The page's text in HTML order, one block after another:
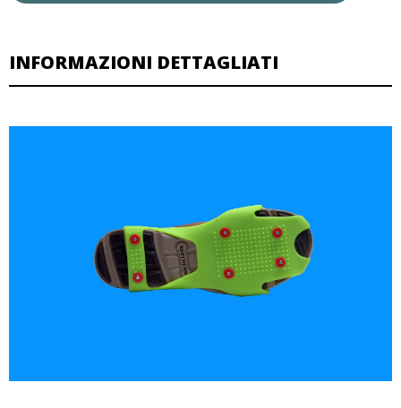
INFORMAZIONI DETTAGLIATI